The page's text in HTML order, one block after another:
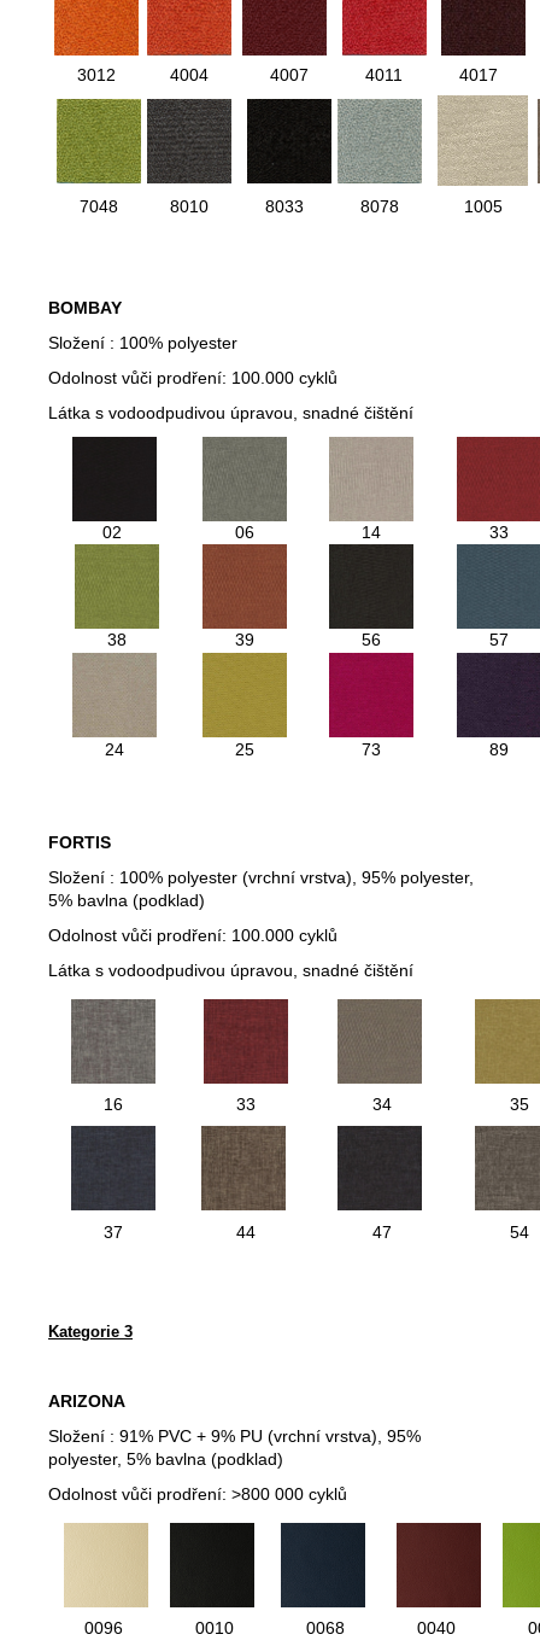
3012 4004 4007 4011 4017
7048 8010 8033 8078 1005
BOMBAY
Složení : 100% polyester
Odolnost vůči prodření: 100.000 cyklů
Látka s vodoodpudivou úpravou, snadné čištění
02 06 14 33
38 39 56 57
24 25 73 89
FORTIS
Složení : 100% polyester (vrchní vrstva), 95% polyester,
5% bavlna (podklad)
Odolnost vůči prodření: 100.000 cyklů
Látka s vodoodpudivou úpravou, snadné čištění
16 33 34 35
37 44 47 54
Kategorie 3
ARIZONA
Složení : 91% PVC + 9% PU (vrchní vrstva), 95%
polyester, 5% bavlna (podklad)
Odolnost vůči prodření: >800 000 cyklů
0096 0010 0068 0040